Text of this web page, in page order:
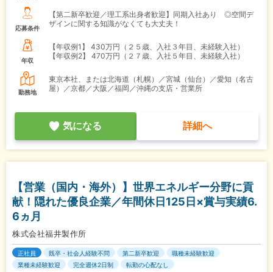
応募条件
【第二新卒歓迎／理工系出身者歓迎】同期入社あり ◎空間デ
ザインに関する知識がなくても大丈夫！
年収
【年収例1】
430万円（２５歳、入社３年目、未経験入社）
【年収例2】
470万円（２７歳、入社５年目、未経験入社）
勤務地
東京本社、または北海道（札幌）／宮城（仙台）／愛知（名古
屋）／京都／大阪／福岡／沖縄の支店・営業所
気になる 詳細へ
【営業（国内・海外）】世界エネルギー分野に貢
献！隠れた優良企業／年間休日125日×賞与実績6.
6ヵ月
株式会社福井製作所
正社員 既卒・社会人経験不問 第二新卒歓迎
職種未経験歓迎
業種未経験歓迎
完全週休2日制 転勤の心配なし